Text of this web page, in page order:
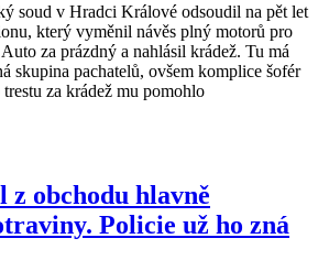
soud v Hradci Králové odsoudil na pět let
který vyměnil návěs plný motorů pro
za prázdný a nahlásil krádež. Tu má
skupina pachatelů, ovšem komplice šofér
za krádež mu pomohlo
obchodu hlavně
Policie už ho zná